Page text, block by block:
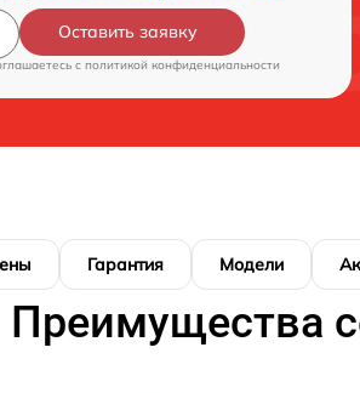
Оставить заявку
c политикой конфиденциальности
Гарантия Модели
Преимущества